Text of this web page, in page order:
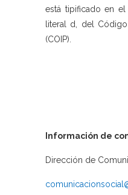
está tipificado en
literal d, del
(COIP).
Información de
Dirección de